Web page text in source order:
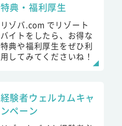
特典・福利厚生
リゾバ.com でリゾート
バイトをしたら、お得な
特典や福利厚生をぜひ利
用してみてくださいね！
経験者ウェルカムキャ
ンペーン